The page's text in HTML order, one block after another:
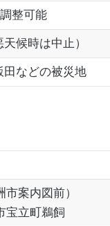
整可能
候時は中止）
田などの被災地
案内図前）
宝立町鵜飼